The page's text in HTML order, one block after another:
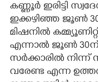
കണ്ണൂർ ഇരിട്ടി
ഇക്കഴിഞ്ഞ ജൂൺ
മിഷനിൽ
എന്നാൽ ജൂൺ 30ന്
സർക്കാരിൽ
വരേണ്ട എന്ന